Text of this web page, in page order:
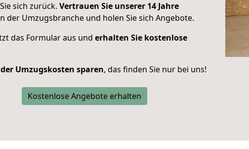
sich zurück. Vertrauen Sie unserer 14 Jahre
der Umzugsbranche und holen Sie sich Angebote.
das Formular aus und erhalten Sie kostenlose
der Umzugskosten sparen, das finden Sie nur bei uns!
Kostenlose Angebote erhalten